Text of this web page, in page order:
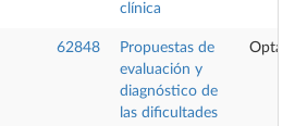
clínica
62848
Propuestas de
evaluación y
diagnóstico de
las dificultades